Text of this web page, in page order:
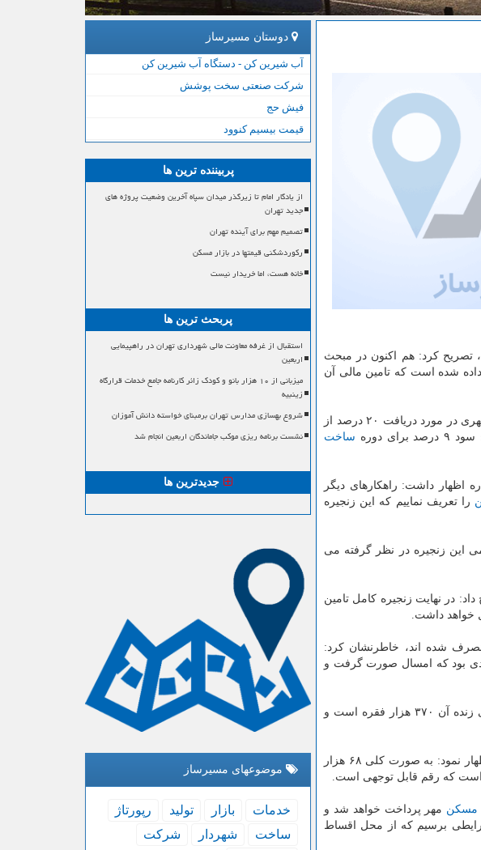
تصریح كرد: هم اكنون در مبحث
اداره شده قرار داده شده است كه تامین مالی آن
رحیمی اناركی در بخش دیگری از صحبت هایش افزود: قرار بود امروز تفاهمنامه ای را با سازمان بازآفرینی شهری در مورد دریافت ۲۰ درصد از
دوره
ساخت
اظهار داشت: راهكارهای دیگر
را تعریف نماییم كه این زنجیره
این زنجیره در نظر گرفته می
در نهایت زنجیره كامل تامین
خواهد داشت.
شده اند، خاطرنشان كرد:
قیمت های شدیدی بود كه امسال صورت گرفت و
یكم، اظهار داشت: تعداد سپرده های زنده آن ۳۷۰ هزار فقره است و
تعداد واحدهایی كه تابحال از تسهیلات برخوردار شده اند، به ۹۰ هزار واحد می رسد، اظهار نمود: به صورت كلی ۶۸ هزار
مسكن مهر پرداخت خواهد شد و
به شرایطی برسیم كه از محل اقساط
دوستان مسیرساز
آب شیرین کن - دستگاه آب شیرین کن
شرکت صنعتی سخت پوشش
فیش حج
قیمت بیسیم کنوود
پربیننده ترین ها
از یادگار امام تا زیرگذر میدان سپاه آخرین وضعیت پروژه های
جدید تهران
تصمیم مهم برای آینده تهران
رکوردشکنی قیمتها در بازار مسکن
خانه هست، اما خریدار نیست
پربحث ترین ها
استقبال از غرفه معاونت مالی شهرداری تهران در راهپیمایی
اربعین
میزبانی از ۱۰ هزار بانو و کودک زائر کارنامه جامع خدمات قرارگاه
زینبیه
شروع بهسازی مدارس تهران برمبنای خواسته دانش آموزان
نشست برنامه ریزی موکب جاماندگان اربعین انجام شد
جدیدترین ها
موضوعهای مسیرساز
خدمات بازار تولید
رپورتاژ
ساخت
شهردار
شركت